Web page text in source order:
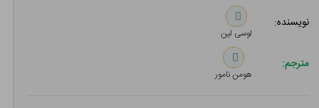
نویسنده:
لوسی لین
مترجم:
هومن نامور